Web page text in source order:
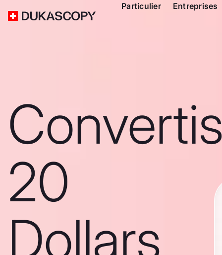
Particulier Entreprises
20
Dollars